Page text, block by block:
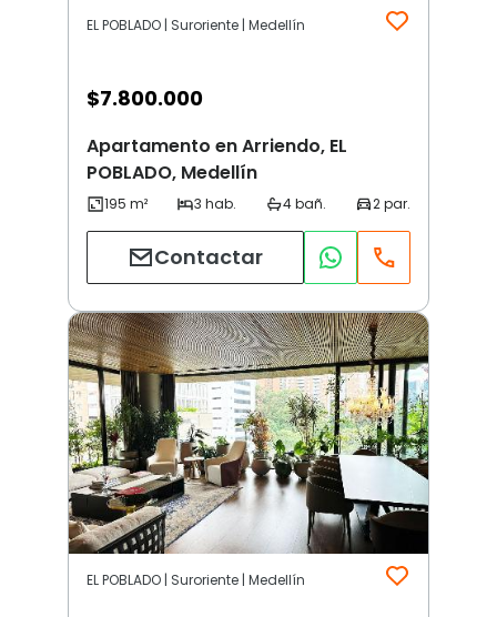
EL POBLADO | Suroriente | Medellín
$7.800.000
Apartamento en Arriendo, EL
POBLADO, Medellín
Contactar
EL POBLADO | Suroriente | Medellín